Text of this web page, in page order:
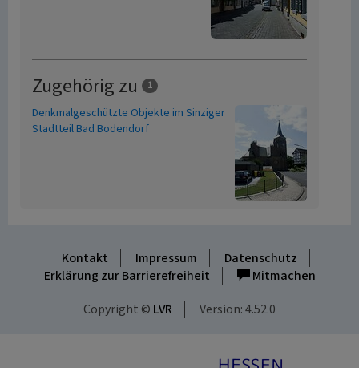
Zugehörig zu 1
Denkmalgeschützte Objekte im Sinziger
Stadtteil Bad Bodendorf
Kontakt Impressum
Datenschutz
Erklärung zur Barrierefreiheit
Mitmachen
Copyright © LVR Version: 4.52.0